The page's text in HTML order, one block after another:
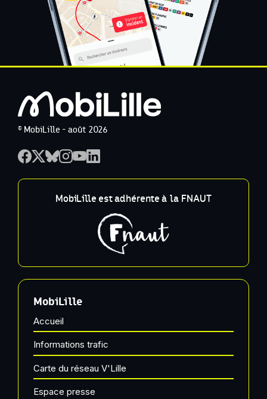
© MobiLille - août 2026
MobiLille est adhérente à la FNAUT
MobiLille
Accueil
Informations trafic
Carte du réseau V'Lille
Espace presse